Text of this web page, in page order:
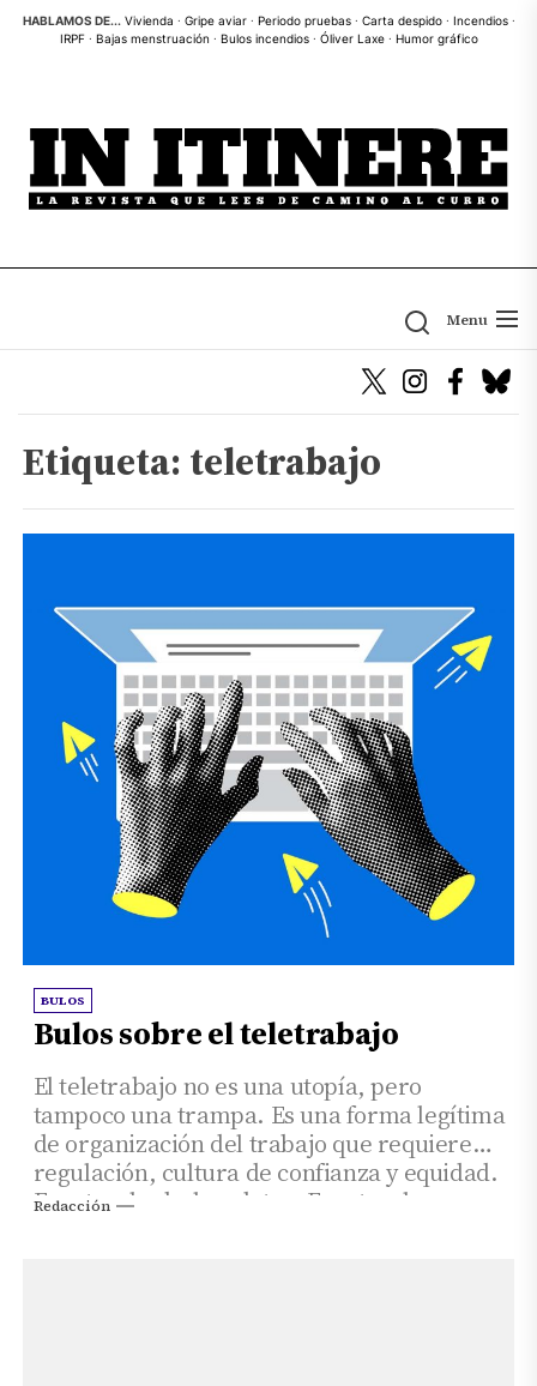
SkipHABLAMOS DE... Vivienda · Gripe aviar· Periodo pruebas· Carta despido· Incendios·
IRPF· Bajas menstruación · Bulos incendios· Óliver Laxe· Humor gráfico
Menu
Etiqueta: teletrabajo
BULOS
Bulos sobre el teletrabajo
El teletrabajo no es una utopía, pero
tampoco una trampa. Es una forma legítima
de organización del trabajo que requiere
regulación, cultura de confianza y equidad.
Frente a los bulos, datos. Frente a los
Redacción